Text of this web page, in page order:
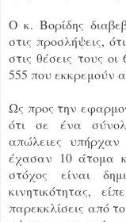
Ο κ. Βορίδης
στις προσλήψεις,
στις θέσεις τους
555 που εκκρεμούν
Ως προς την
ότι σε ένα
απώλειες
έχασαν 10 άτομα
στόχος είναι
κινητικότητας,
παρεκκλίσεις από